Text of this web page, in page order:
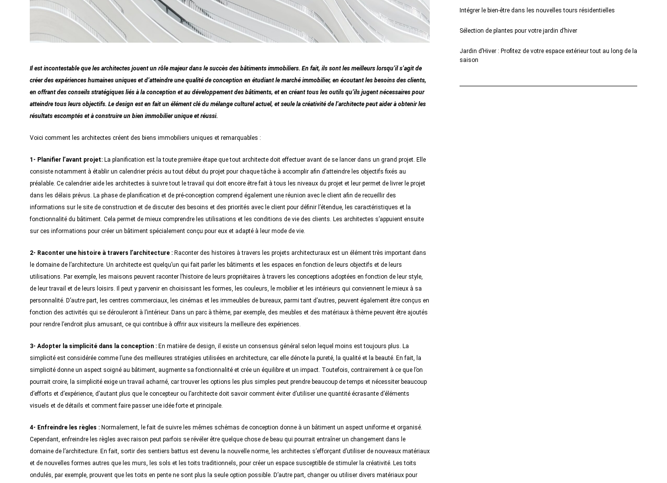
Il est incontestable que les architectes jouent un rôle majeur dans le succès des bâtiments immobiliers. En fait, ils sont les meilleurs lorsqu’il s’agit de
créer des expériences humaines uniques et d’atteindre une qualité de conception en étudiant le marché immobilier, en écoutant les besoins des clients,
en offrant des conseils stratégiques liés à la conception et au développement des bâtiments, et en créant tous les outils qu’ils jugent nécessaires pour
atteindre tous leurs objectifs. Le design est en fait un élément clé du mélange culturel actuel, et seule la créativité de l’architecte peut aider à obtenir les
résultats escomptés et à construire un bien immobilier unique et réussi.
Voici comment les architectes créent des biens immobiliers uniques et remarquables :
1- Planifier l’avant projet: La planification est la toute première étape que tout architecte doit effectuer avant de se lancer dans un grand projet. Elle
consiste notamment à établir un calendrier précis au tout début du projet pour chaque tâche à accomplir afin d’atteindre les objectifs fixés au
préalable. Ce calendrier aide les architectes à suivre tout le travail qui doit encore être fait à tous les niveaux du projet et leur permet de livrer le projet
dans les délais prévus. La phase de planification et de pré-conception comprend également une réunion avec le client afin de recueillir des
informations sur le site de construction et de discuter des besoins et des priorités avec le client pour définir l’étendue, les caractéristiques et la
fonctionnalité du bâtiment. Cela permet de mieux comprendre les utilisations et les conditions de vie des clients. Les architectes s’appuient ensuite
sur ces informations pour créer un bâtiment spécialement conçu pour eux et adapté à leur mode de vie.
2- Raconter une histoire à travers l’architecture : Raconter des histoires à travers les projets architecturaux est un élément très important dans
le domaine de l’architecture. Un architecte est quelqu’un qui fait parler les bâtiments et les espaces en fonction de leurs objectifs et de leurs
utilisations. Par exemple, les maisons peuvent raconter l’histoire de leurs propriétaires à travers les conceptions adoptées en fonction de leur style,
de leur travail et de leurs loisirs. Il peut y parvenir en choisissant les formes, les couleurs, le mobilier et les intérieurs qui conviennent le mieux à sa
personnalité. D’autre part, les centres commerciaux, les cinémas et les immeubles de bureaux, parmi tant d’autres, peuvent également être conçus en
fonction des activités qui se dérouleront à l’intérieur. Dans un parc à thème, par exemple, des meubles et des matériaux à thème peuvent être ajoutés
pour rendre l’endroit plus amusant, ce qui contribue à offrir aux visiteurs la meilleure des expériences.
3- Adopter la simplicité dans la conception : En matière de design, il existe un consensus général selon lequel moins est toujours plus. La
simplicité est considérée comme l’une des meilleures stratégies utilisées en architecture, car elle dénote la pureté, la qualité et la beauté. En fait, la
simplicité donne un aspect soigné au bâtiment, augmente sa fonctionnalité et crée un équilibre et un impact. Toutefois, contrairement à ce que l’on
pourrait croire, la simplicité exige un travail acharné, car trouver les options les plus simples peut prendre beaucoup de temps et nécessiter beaucoup
d’efforts et d’expérience, d’autant plus que le concepteur ou l’architecte doit savoir comment éviter d’utiliser une quantité écrasante d’éléments
visuels et de détails et comment faire passer une idée forte et principale.
4- Enfreindre les règles : Normalement, le fait de suivre les mêmes schémas de conception donne à un bâtiment un aspect uniforme et organisé.
Cependant, enfreindre les règles avec raison peut parfois se révéler être quelque chose de beau qui pourrait entraîner un changement dans le
domaine de l’architecture. En fait, sortir des sentiers battus est devenu la nouvelle norme, les architectes s’efforçant d’utiliser de nouveaux matériaux
et de nouvelles formes autres que les murs, les sols et les toits traditionnels, pour créer un espace susceptible de stimuler la créativité. Les toits
ondulés, par exemple, prouvent que les toits en pente ne sont plus la seule option possible. D’autre part, changer ou utiliser divers matériaux pour
Intégrer le bien-être dans les nouvelles tours résidentielles
Sélection de plantes pour votre jardin d’hiver
Jardin d’Hiver : Profitez de votre espace extérieur tout au long de la
saison